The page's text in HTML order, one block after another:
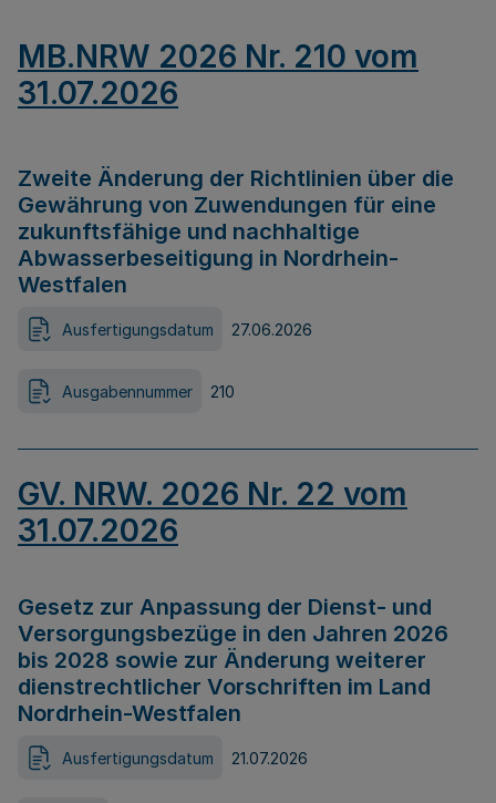
MB.NRW 2026 Nr. 210 vom
31.07.2026
Zweite Änderung der Richtlinien über die
Gewährung von Zuwendungen für eine
zukunftsfähige und nachhaltige
Abwasserbeseitigung in Nordrhein-
Westfalen
Ausfertigungsdatum 27.06.2026
Ausgabennummer 210
GV. NRW. 2026 Nr. 22 vom
31.07.2026
Gesetz zur Anpassung der Dienst- und
Versorgungsbezüge in den Jahren 2026
bis 2028 sowie zur Änderung weiterer
dienstrechtlicher Vorschriften im Land
Nordrhein-Westfalen
Ausfertigungsdatum 21.07.2026